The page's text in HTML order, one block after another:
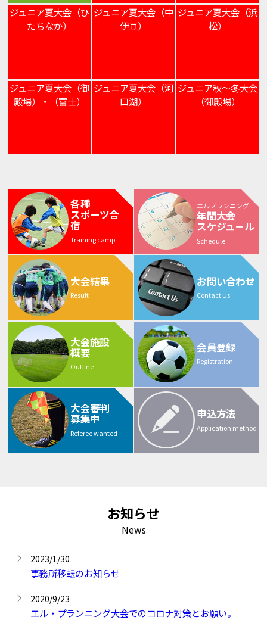
ジュニア夏大会（ひ
たちなか）
ジュニア夏大会（中
伊豆）
ジュニア夏大会（浜
松）
ジュニア夏大会（御
殿場）・（富士）
ジュニア夏大会（河
口湖）
ジュニア秋～冬大会
（御殿場）
各種
スポーツ合
宿
Training camp
エルプランニング
年間大会
スケジュ－ル
Schedule
大会結果
Result
お問い合わせ
Contact Us
大会施設
概要
Outline
会員登録
Registration
大会審判
募集中
Referee wanted
申込方法
Application method
お知らせ
News
2023/1/30
事務所移転のお知らせ
2020/9/23
エル・プランニング大会でのコロナ対策とお願い。